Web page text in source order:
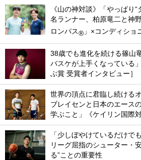
《山の神対談》「やっぱり
名ランナー、柏原竜二と神
ロンパス® 」×コンディショ
38歳でも進化を続ける篠山
バスケが上手くなっている
ぶ賞 受賞者インタビュー］
世界の頂点に君臨し続ける
ブレイセンと日本のエース
学ぶこと」《ケイリン国際
「少しぼやけているだけで
リーグ屈指のシューター・
る”ことの重要性